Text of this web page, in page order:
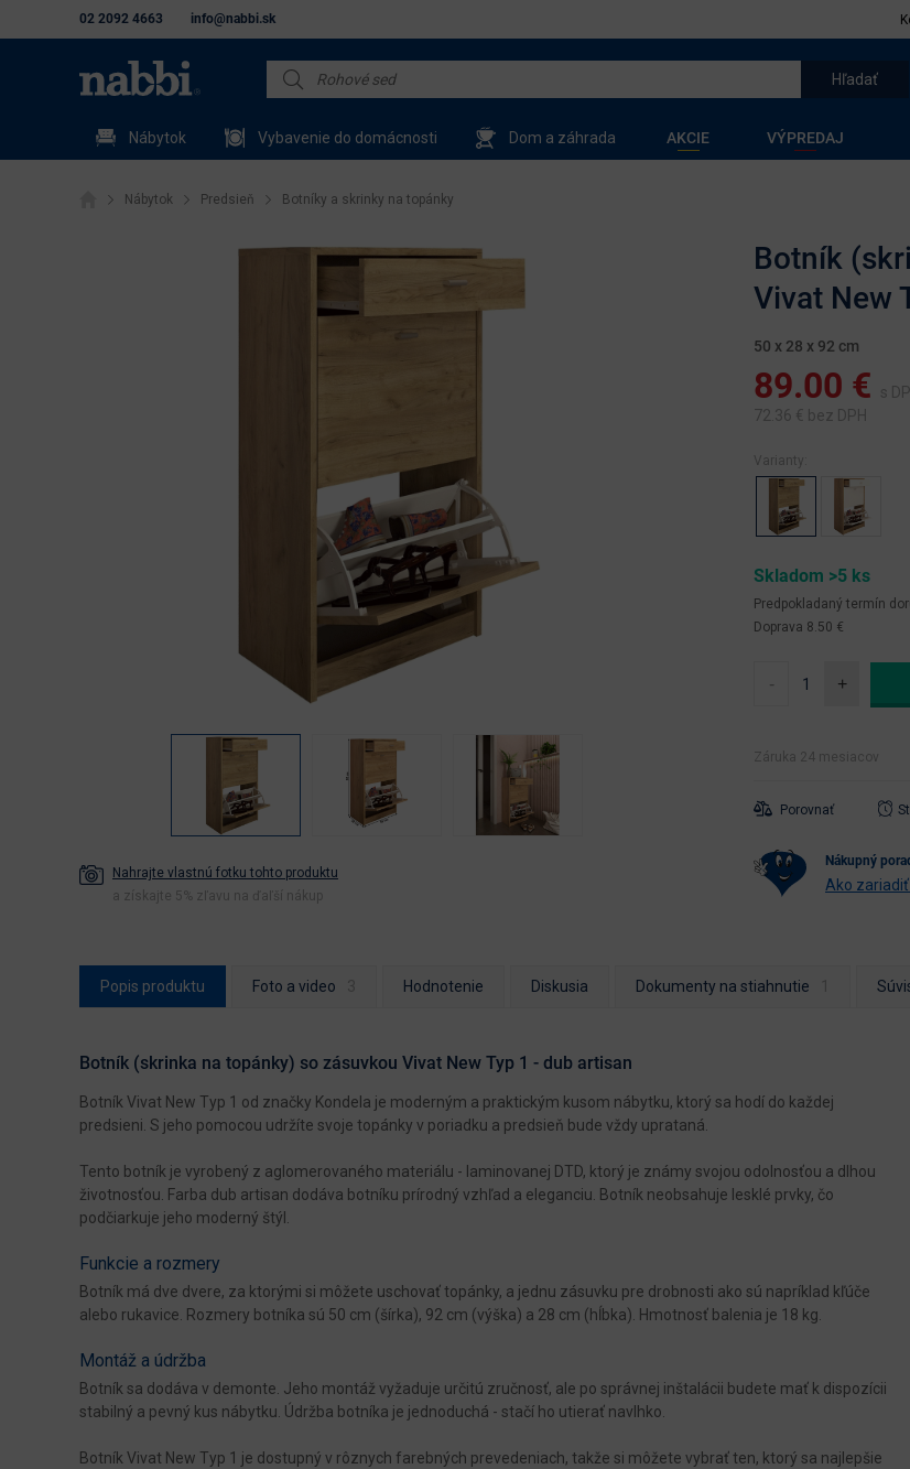
02 2092 4663 info@nabbi.sk
Nábytok Vybavenie do domácnosti Dom a záhrada AKCIE VÝPREDAJ
Nábytok Predsieň Botníky a skrinky na topánky
Nahrajte vlastnú fotku tohto produktu
a získajte 5% zľavu na ďaľší nákup
Botník
Vivat New
50 x 28 x 92 cm
89.00 €
s
72.36 € bez DPH
Varianty:
Skladom >5 ks
Predpokladaný termín
Doprava 8.50 €
- +
Záruka 24 mesiacov
Porovnať
nákupný
Ako
Popis produktu Foto a video Hodnotenie Diskusia Dokumenty na stiahnutie
Botník (skrinka na topánky) so zásuvkou Vivat New Typ 1 - dub artisan
Botník Vivat New Typ 1 od značky Kondela je moderným a praktickým kusom nábytku, ktorý sa hodí do každej
predsieni. S jeho pomocou udržíte svoje topánky v poriadku a predsieň bude vždy uprataná.
Tento botník je vyrobený z aglomerovaného materiálu - laminovanej DTD, ktorý je známy svojou odolnosťou a dlhou
životnosťou. Farba dub artisan dodáva botníku prírodný vzhľad a eleganciu. Botník neobsahuje lesklé prvky, čo
podčiarkuje jeho moderný štýl.
Funkcie a rozmery
Botník má dve dvere, za ktorými si môžete uschovať topánky, a jednu zásuvku pre drobnosti ako sú napríklad kľúče
alebo rukavice. Rozmery botníka sú 50 cm (šírka), 92 cm (výška) a 28 cm (hĺbka). Hmotnosť balenia je 18 kg.
Montáž a údržba
Botník sa dodáva v demonte. Jeho montáž vyžaduje určitú zručnosť, ale po správnej inštalácii budete mať k dispozícii
stabilný a pevný kus nábytku. Údržba botníka je jednoduchá - stačí ho utierať navlhko.
Botník Vivat New Typ 1 je dostupný v rôznych farebných prevedeniach, takže si môžete vybrať ten, ktorý sa najlepšie